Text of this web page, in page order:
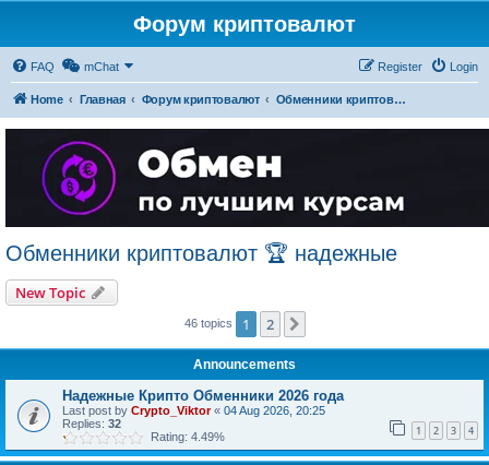
Форум криптовалют
FAQ mChat Login
Register
Home Главная Форум криптовалют Обменники криптовалют 🏆 надежные
Обменники криптовалют 🏆 надежные
New Topic
46 topics 1 2
Announcements
Надежные Крипто Обменники 2026 года
Last post by Crypto_Viktor« 04 Aug 2026, 20:25
Replies: 32 1 2 3 4
Rating: 4.49%